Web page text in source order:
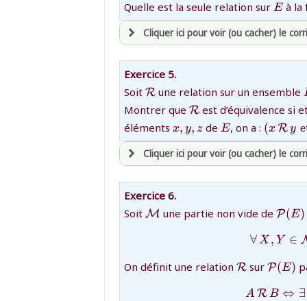
revenir à
la page d'accueil
ou consulter
Quelle est la seule relation sur {E}
Eà la
Cliquer ici pour voir (ou cacher) le
avoir une souscription active sur
et être
revenir à la page d'accueil
ou testerla page d'extraits libres
ou consulterle plan du site
Exercice 5.
Soit {\mathcal
R}
Rune relation sur un ensemble
Montrer que {\mathcal
Rest d’équivalence si
éléments {x,y,z}
x, y, z de{E}
E, on a : (xRy
Cliquer ici pour voir (ou cacher) le
avoir une souscription active sur
et être
la page d'accueil
ou testerla page d'extraits libres
Exercice 6.
Soit {{\mathcal
M une partie non vide de
P}(E)}
P(E)
∀X , Y ∈
On définit une relation {\mathcal
Rsur
P}(E)}
P(E)
A R B ⇔ ∃